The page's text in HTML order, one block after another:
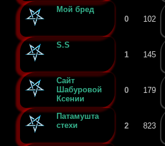
Мой бред
0
102
S.S
1
145
Сайт
Шабуровой
Ксении
0 179
Патамушта
стехи
2 823